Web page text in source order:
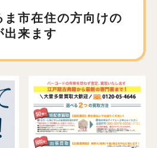
市在住の方向けの
出来ます